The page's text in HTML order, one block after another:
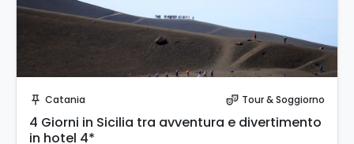
push_pin Catania theater_comedy Tour & Soggiorno
4 Giorni in Sicilia tra avventura e divertimento
in hotel 4*